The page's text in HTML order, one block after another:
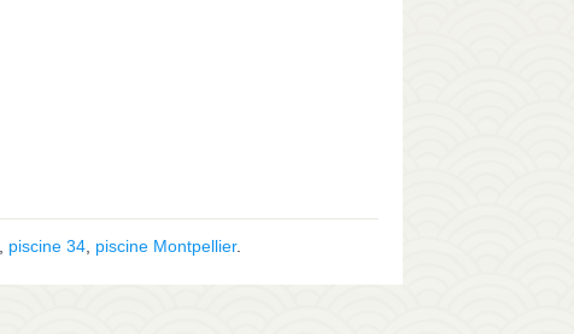
piscine 34 piscine Montpellier.